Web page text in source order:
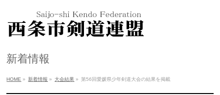
新着情報
HOME » 新着情報 » 大会結果 » 第56回愛媛県少年剣道大会の結果を掲載